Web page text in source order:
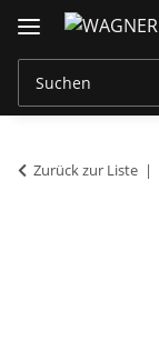
Zurück zur Liste